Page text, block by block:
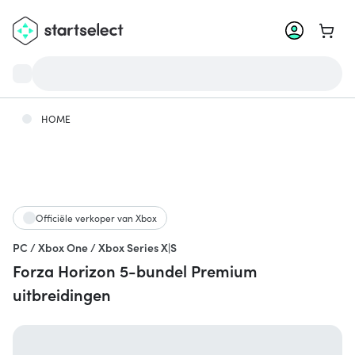
Ga
HOME
Officiële verkoper van Xbox
PC / Xbox One / Xbox Series X|S
Forza Horizon 5-bundel Premium
uitbreidingen